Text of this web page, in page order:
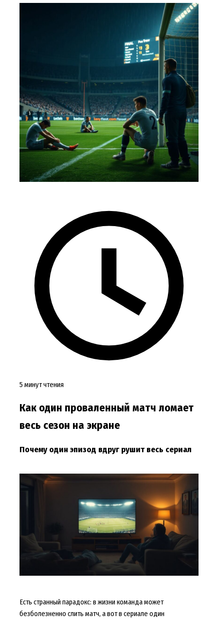
5 минут чтения
Как один проваленный матч ломает
весь сезон на экране
Почему один эпизод вдруг рушит весь сериал
Есть странный парадокс: в жизни команда может
безболезненно слить матч, а вот в сериале один